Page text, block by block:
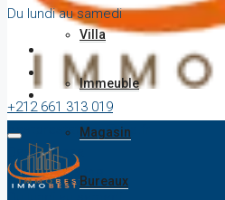
+212 661 313 019
bestprestations@live.fr
Dar Bouazza
Lots koubi N°18
Villa
Immeuble
Magasin
Bureaux
Du lundi au samedi